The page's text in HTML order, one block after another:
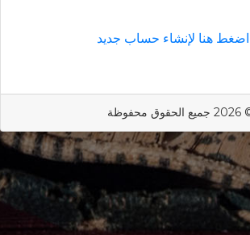
اضغط هنا لإنشاء حساب جديد
محفوظة